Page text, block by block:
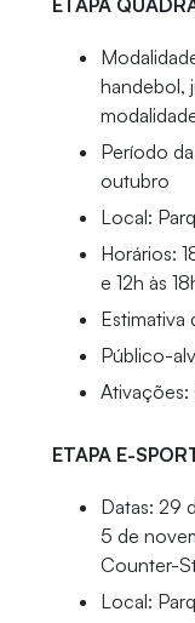
ETAPA
handebol,
Período
outubro
Local:
Horários:
e 12h às
Estimativa
Público-
Ativações:
ETAPA E-
Datas: 29
5 de
Counter-
Local: